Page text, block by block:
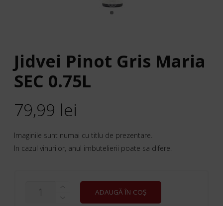
Jidvei Pinot Gris Maria
SEC 0.75L
79,99 lei
Imaginile sunt numai cu titlu de prezentare.
In cazul vinurilor, anul imbutelierii poate sa difere.
JIDVEI
ADAUGĂ ÎN COȘ